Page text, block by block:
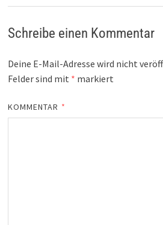
Schreibe einen Kommentar
Deine E-Mail-Adresse wird nicht
Felder sind mit * markiert
KOMMENTAR *